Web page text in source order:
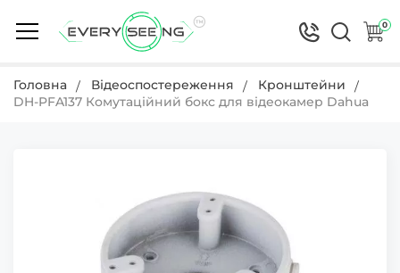
0
Головна Відеоспостереження
Кронштейни
DH-PFA137 Комутаційний бокс для відеокамер Dahua